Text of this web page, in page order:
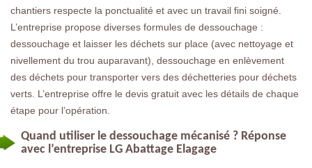
chantiers respecte la ponctualité et avec un travail fini soigné.
L’entreprise propose diverses formules de dessouchage :
dessouchage et laisser les déchets sur place (avec nettoyage et
nivellement du trou auparavant), dessouchage en enlèvement
des déchets pour transporter vers des déchetteries pour déchets
verts. L’entreprise offre le devis gratuit avec les détails de chaque
étape pour l’opération.
Quand utiliser le dessouchage mécanisé ? Réponse
avec l’entreprise LG Abattage Elagage